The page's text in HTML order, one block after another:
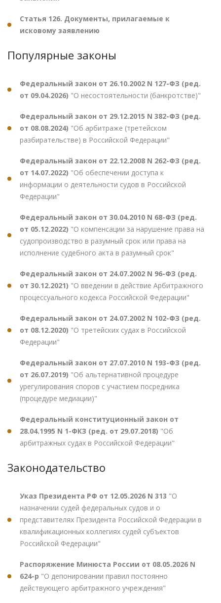
Статья 126. Документы, прилагаемые к
исковому заявлению
Популярные законы
Федеральный закон от 26.10.2002 N 127-ФЗ (ред.
от 09.04.2026) "О несостоятельности (банкротстве)"
Федеральный закон от 29.12.2015 N 382-ФЗ (ред.
от 08.08.2024) "Об арбитраже (третейском
разбирательстве) в Российской Федерации"
Федеральный закон от 22.12.2008 N 262-ФЗ (ред.
от 14.07.2022) "Об обеспечении доступа к
информации о деятельности судов в Российской
Федерации"
Федеральный закон от 30.04.2010 N 68-ФЗ (ред.
от 05.12.2022) "О компенсации за нарушение права на
судопроизводство в разумный срок или права на
исполнение судебного акта в разумный срок"
Федеральный закон от 24.07.2002 N 96-ФЗ (ред.
от 30.12.2021) "О введении в действие Арбитражного
процессуального кодекса Российской Федерации"
Федеральный закон от 24.07.2002 N 102-ФЗ (ред.
от 08.12.2020) "О третейских судах в Российской
Федерации"
Федеральный закон от 27.07.2010 N 193-ФЗ (ред.
от 26.07.2019) "Об альтернативной процедуре
урегулирования споров с участием посредника
(процедуре медиации)"
Федеральный конституционный закон от
28.04.1995 N 1-ФКЗ (ред. от 29.07.2018) "Об
арбитражных судах в Российской Федерации"
Законодательство
Указ Президента РФ от 12.05.2026 N 313 "О
назначении судей федеральных судов и о
представителях Президента Российской Федерации в
квалификационных коллегиях судей субъектов
Российской Федерации"
Распоряжение Минюста России от 08.05.2026 N
624-р "О депонировании правил постоянно
действующего арбитражного учреждения"